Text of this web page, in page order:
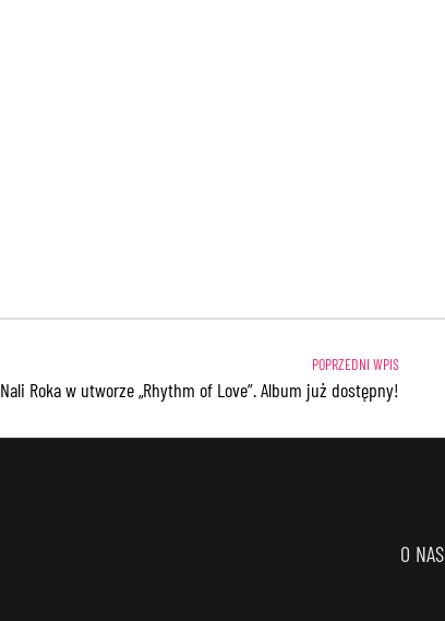
Roka w utworze „Rhythm of Love”. Album już dostępny!
O NAS